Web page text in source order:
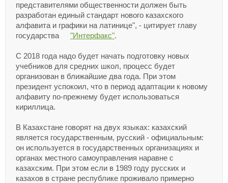
представителями общественности должен быть
разработан единый стандарт нового казахского
алфавита и графики на латинице", - цитирует главу
государства
"Интерфакс".
С 2018 года надо будет начать подготовку новых
учебников для средних школ, процесс будет
организован в ближайшие два года. При этом
президент успокоил, что в период адаптации к новому
алфавиту по-прежнему будет использоваться
кириллица.
В Казахстане говорят на двух языках: казахский
является государственным, русский - официальным:
он используется в государственных организациях и
органах местного самоуправления наравне с
казахским. При этом если в 1989 году русских и
казахов в стране республике проживало примерно